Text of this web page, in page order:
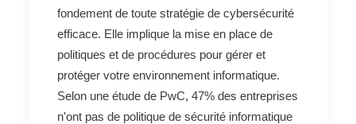
fondement de toute stratégie de cybersécurité
efficace. Elle implique la mise en place de
politiques et de procédures pour gérer et
protéger votre environnement informatique.
Selon une étude de PwC, 47% des entreprises
n'ont pas de politique de sécurité informatique